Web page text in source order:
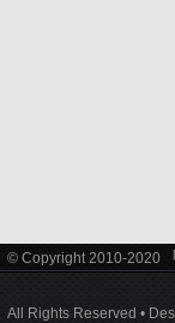
© Copyright 2010-2020 「
All Rights Reserved •